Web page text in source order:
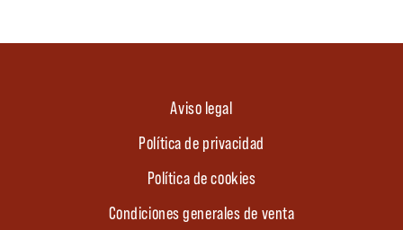
Aviso legal
Política de privacidad
Política de cookies
Condiciones generales de venta